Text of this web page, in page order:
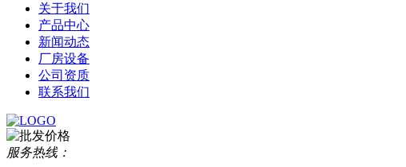
关于我们
产品中心
新闻动态
厂房设备
公司资质
联系我们
服务热线：